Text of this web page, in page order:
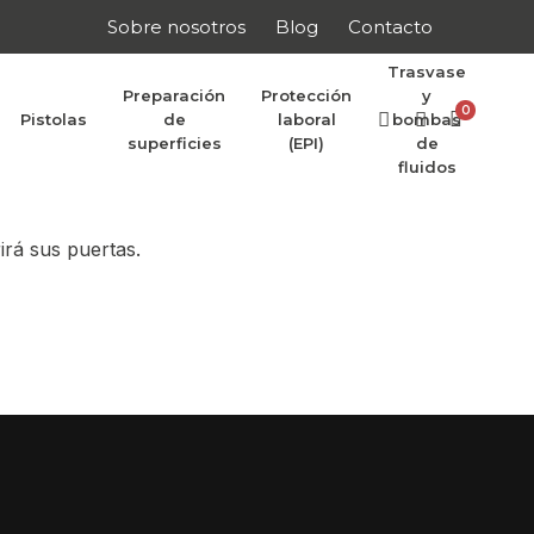
Sobre nosotros Blog Contacto
Pistolas
Preparación
de
superficies
Protección
laboral
(EPI)
Trasvase
y
bombas
de
fluidos
0
anunciar
sus puertas.